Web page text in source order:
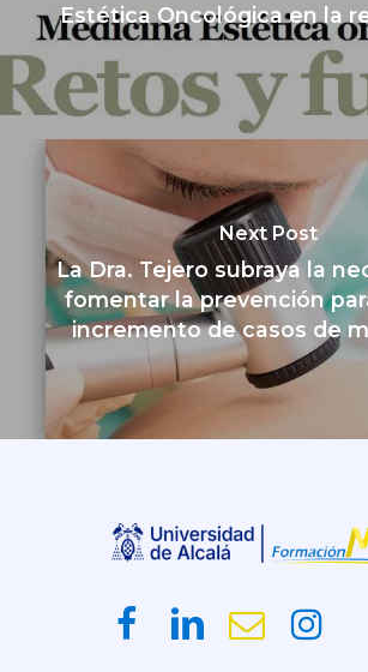
Estética Oncológica en la
Next Post
La Dra. Tejero subraya la
fomentar la prevención
incremento de casos de